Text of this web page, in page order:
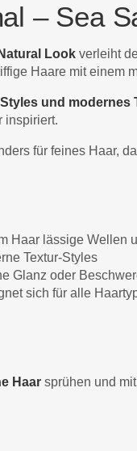
– Sea
Look verleiht
Haare mit
und modernes
inspiriert.
für feines Haar,
Haar lässige Wellen
Textur-Styles
Glanz oder
sich für alle
Haar sprühen und